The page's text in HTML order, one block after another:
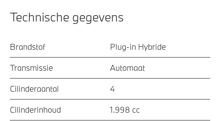
Technische gegevens
Brandstof Plug-in Hybride
Transmissie Automaat
Cilinderaantal 4
Cilinderinhoud 1.998 cc